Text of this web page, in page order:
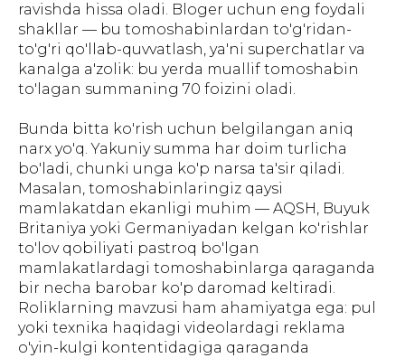
ravishda hissa oladi. Bloger uchun eng foydali
shakllar — bu tomoshabinlardan to'g'ridan-
to'g'ri qo'llab-quvvatlash, ya'ni superchatlar va
kanalga a'zolik: bu yerda muallif tomoshabin
to'lagan summaning 70 foizini oladi.
Bunda bitta ko'rish uchun belgilangan aniq
narx yo'q. Yakuniy summa har doim turlicha
bo'ladi, chunki unga ko'p narsa ta'sir qiladi.
Masalan, tomoshabinlaringiz qaysi
mamlakatdan ekanligi muhim — AQSH, Buyuk
Britaniya yoki Germaniyadan kelgan ko'rishlar
to'lov qobiliyati pastroq bo'lgan
mamlakatlardagi tomoshabinlarga qaraganda
bir necha barobar ko'p daromad keltiradi.
Roliklarning mavzusi ham ahamiyatga ega: pul
yoki texnika haqidagi videolardagi reklama
o'yin-kulgi kontentidagiga qaraganda